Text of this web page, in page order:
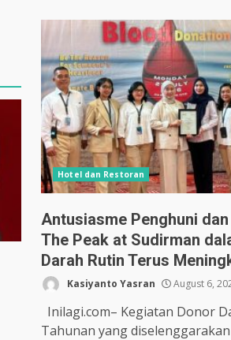
Hotel dan Restoran
Antusiasme Penghuni
The Peak at Sudirman
Darah Rutin Terus
Kasiyanto Yasran August 6,
Inilagi.com– Kegiatan Donor
Tahunan yang